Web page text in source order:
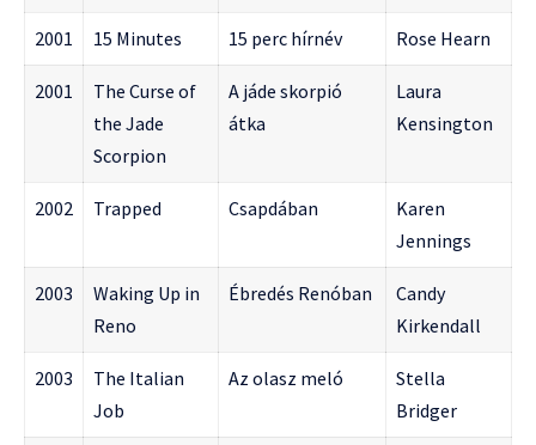
2001 15 Minutes 15 perc hírnév Rose Hearn
2001
The Curse of
the Jade
Scorpion
A jáde skorpió
átka
Laura
Kensington
2002 Trapped Csapdában
Karen
Jennings
2003
Waking Up in
Reno
Ébredés Renóban
Candy
Kirkendall
2003
The Italian
Job
Az olasz meló
Stella
Bridger